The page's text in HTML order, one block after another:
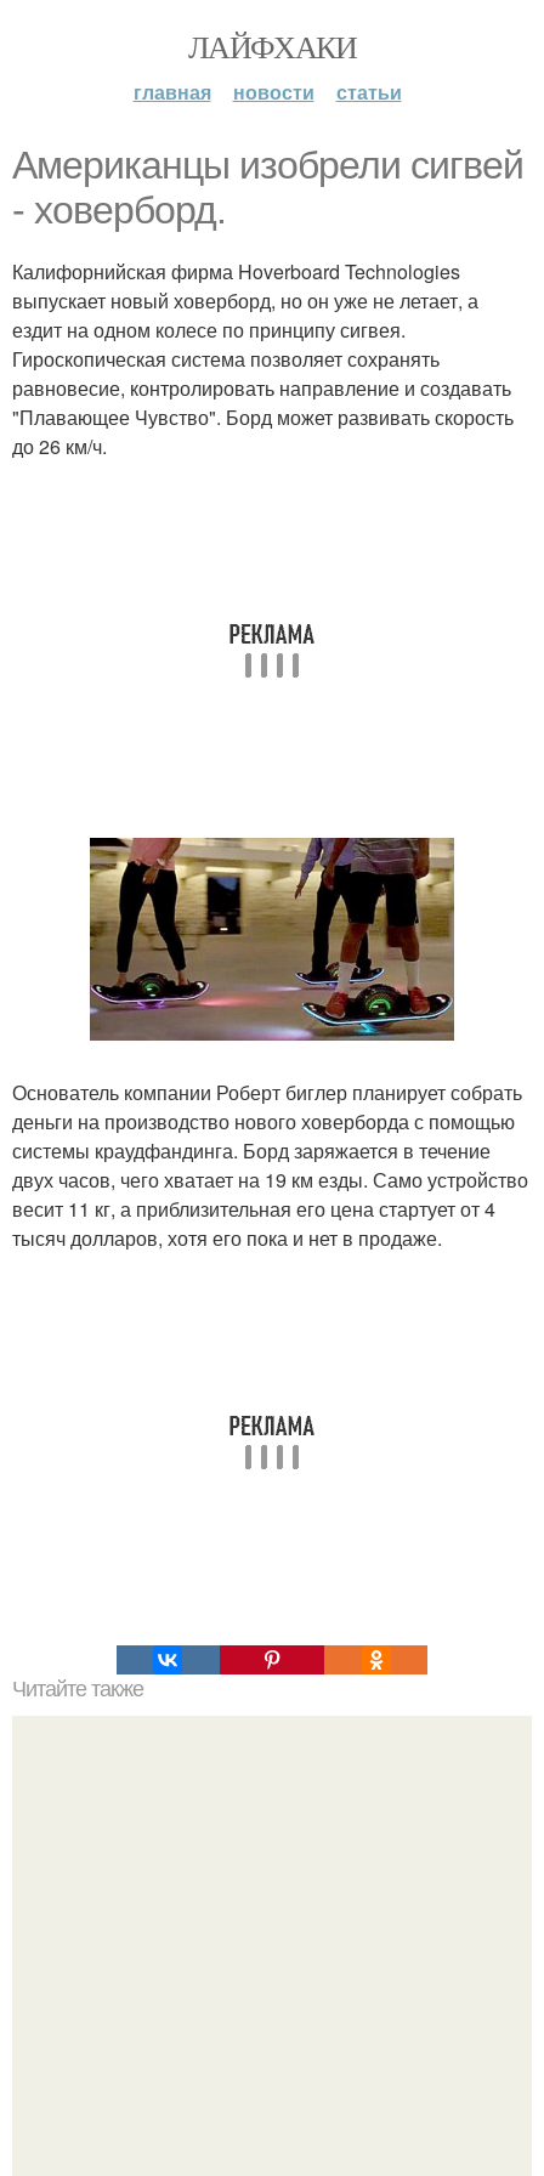
ЛАЙФХАКИ
главная новости статьи
Американцы изобрели сигвей
- ховерборд.
Калифорнийская фирма Hoverboard Technologies
выпускает новый ховерборд, но он уже не летает, а
ездит на одном колесе по принципу сигвея.
Гироскопическая система позволяет сохранять
равновесие, контролировать направление и создавать
"Плавающее Чувство". Борд может развивать скорость
до 26 км/ч.
Основатель компании Роберт биглер планирует собрать
деньги на производство нового ховерборда с помощью
системы краудфандинга. Борд заряжается в течение
двух часов, чего хватает на 19 км езды. Само устройство
весит 11 кг, а приблизительная его цена стартует от 4
тысяч долларов, хотя его пока и нет в продаже.
Читайте также